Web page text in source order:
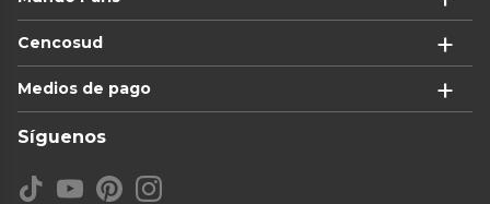
Cencosud
Medios de pago
Síguenos